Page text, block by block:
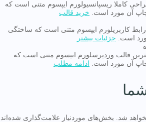
کاملا ریسپانسیولورم ایپسوم متنی است که
آن مورد است. خرید قالب
کاربری لورم ایپسوم متنی است که ساختگی
است. جزئیات بیشتر
قالب وردپرسلورم ایپسوم متنی است که
آن مورد است. ادامه مطلب
شد. بخش‌های موردنیاز علامت‌گذاری شده‌اند